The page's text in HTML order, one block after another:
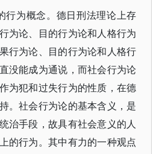
行为概念。德日刑法理论上存
为论、目的行为论和人格行为
行为论、目的行为论和人格行
没能成为通说，而社会行为论
为犯和过失行为的性质，在德
。社会行为论的基本含义，是
治手段，故具有社会意义的人
的行为。其中有力的一种观点